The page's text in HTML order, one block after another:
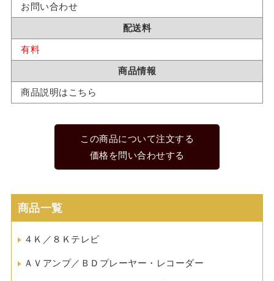
お問い合わせ
配送料
有料
商品情報
商品説明はこちら
この商品について注文する
価格を問い合わせする
商品一覧
４Ｋ／８Ｋテレビ
ＡＶアンプ／ＢＤプレーヤー・レコーダー